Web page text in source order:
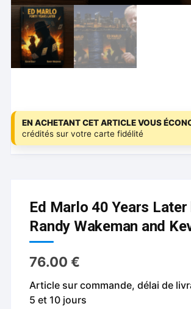
EN ACHETANT CET ARTICLE VOUS
crédités sur votre carte fidélité
Ed Marlo 40 Years Later
Randy Wakeman and
76.00€
Article sur commande, délai de
5 et 10 jours